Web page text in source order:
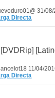
31/08/
Directa
11/04/
Directa